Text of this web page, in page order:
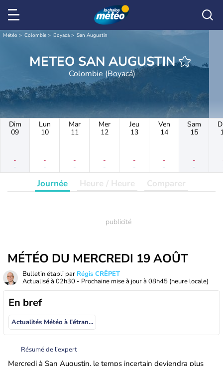
Météo Colombie Boyacá San Augustin
METEO SAN AUGUSTIN
Colombie (Boyacá)
Dim
09
-
-
Lun
10
-
-
Mar
11
-
-
Mer
12
-
-
Jeu
13
-
-
Ven
14
-
-
Sam
15
-
-
Journée Heure / Heure Comparer
MÉTÉO DU MERCREDI 19 AOÛT
Bulletin établi par Régis CRÊPET
Actualisé à 02h30 - Prochaine mise à jour à 08h45 (heure locale)
En bref
Actualités Météo à l'étranger
Résumé de l’expert
Mercredi à San Augustin, le temps incertain deviendra plus